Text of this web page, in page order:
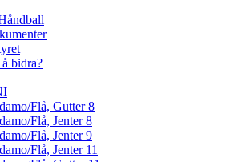
bidra?
Flå, Gutter 8
Flå, Jenter 8
Flå, Jenter 9
Flå, Jenter 11